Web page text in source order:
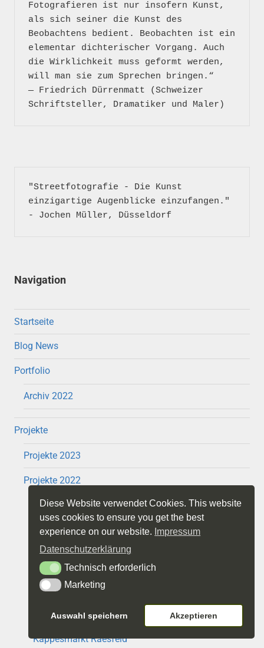
Fotografieren ist nur insofern Kunst,
als sich seiner die Kunst des
Beobachtens bedient. Beobachten ist ein
elementar dichterischer Vorgang. Auch
die Wirklichkeit muss geformt werden,
will man sie zum Sprechen bringen.“
― Friedrich Dürrenmatt (Schweizer
"Streetfotografie - Die Kunst
einzigartige Augenblicke einzufangen."
- Jochen Müller, Düsseldorf
Navigation
Startseite
Blog News
Portfolio
Archiv 2022
Projekte
Projekte 2023
Projekte 2022
Offenes Atelier Z6 plus 2022
Z6+ Pierre Bailly
Z6+ Iris Jurjahn und Regine Kielmann
Z6+ Anne Kunze
Kappesmarkt Raesfeld
Diese Website verwendet Cookies. This website
uses cookies to ensure you get the best
experience on our website. Impressum
Datenschutzerklärung
Technisch erforderlich
Technisch erforderlich
MarketingMarketing
Auswahl speichern Akzeptieren